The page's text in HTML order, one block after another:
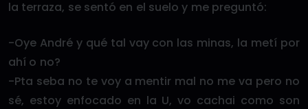
la terraza, se sentó en el suelo y me preguntó:
-Oye André y qué tal vay con las minas, la metí por
ahí o no?
-Pta seba no te voy a mentir mal no me va pero no
sé, estoy enfocado en la U, vo cachai como son